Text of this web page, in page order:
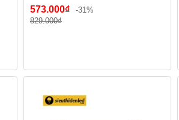
573.000₫
-31%
829.000₫